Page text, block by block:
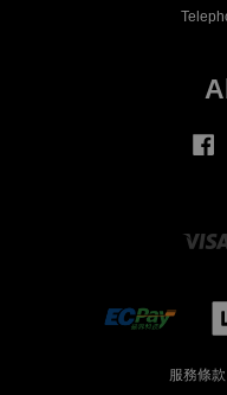
服務條款